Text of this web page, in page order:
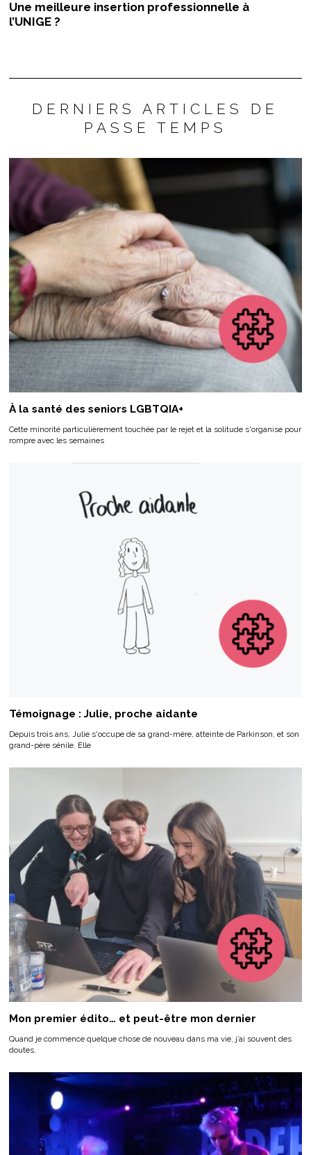
Une meilleure insertion professionnelle à
l’UNIGE ?
DERNIERS ARTICLES DE
PASSE TEMPS
À la santé des seniors LGBTQIA+
Cette minorité particulièrement touchée par le rejet et la solitude s'organise pour
rompre avec les semaines
Témoignage : Julie, proche aidante
Depuis trois ans, Julie s'occupe de sa grand-mère, atteinte de Parkinson, et son
grand-père sénile. Elle
Mon premier édito… et peut-être mon dernier
Quand je commence quelque chose de nouveau dans ma vie, j’ai souvent des
doutes.